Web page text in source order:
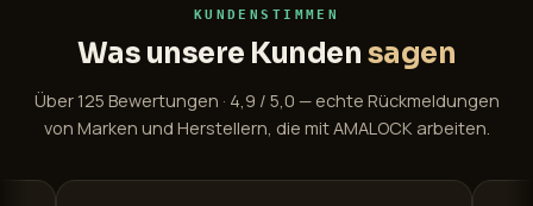
KUNDENSTIMMEN
Was unsere Kunden sagen
Über 125 Bewertungen · 4,9 / 5,0 — echte Rückmeldungen
von Marken und Herstellern, die mit AMALOCK arbeiten.